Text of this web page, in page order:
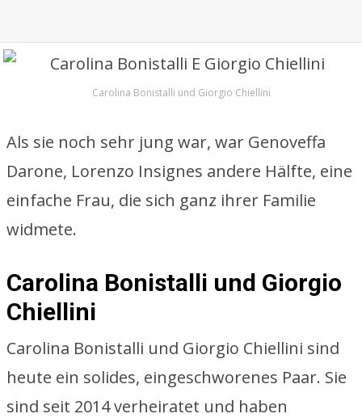
Carolina Bonistalli und Giorgio Chiellini
Als sie noch sehr jung war, war Genoveffa
Darone, Lorenzo Insignes andere Hälfte, eine
einfache Frau, die sich ganz ihrer Familie
widmete.
Carolina Bonistalli und Giorgio
Chiellini
Carolina Bonistalli und Giorgio Chiellini sind
heute ein solides, eingeschworenes Paar. Sie
sind seit 2014 verheiratet und haben